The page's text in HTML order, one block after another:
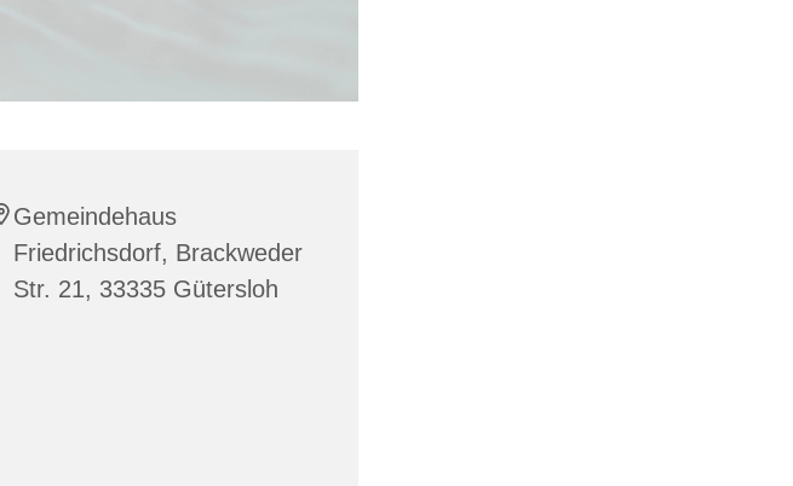
Gemeindehaus
Friedrichsdorf, Brackweder
Str. 21, 33335 Gütersloh